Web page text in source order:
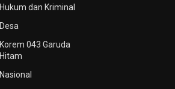
Hukum dan Kriminal
Desa
Korem 043 Garuda
Hitam
Nasional